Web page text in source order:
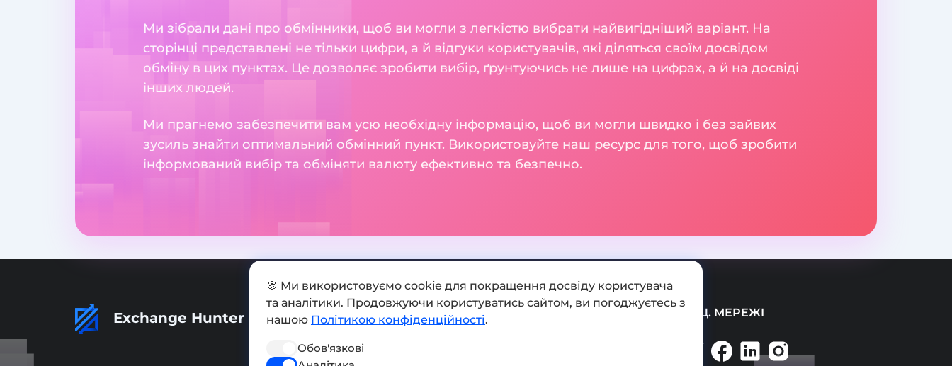
Ми зібрали дані про обмінники, щоб ви могли з легкістю вибрати найвигідніший варіант. На
сторінці представлені не тільки цифри, а й відгуки користувачів, які діляться своїм досвідом
обміну в цих пунктах. Це дозволяє зробити вибір, ґрунтуючись не лише на цифрах, а й на досвіді
інших людей.
Ми прагнемо забезпечити вам усю необхідну інформацію, щоб ви могли швидко і без зайвих
зусиль знайти оптимальний обмінний пункт. Використовуйте наш ресурс для того, щоб зробити
інформований вибір та обміняти валюту ефективно та безпечно.
Exchange Hunter Додати обмінник СОЦ. МЕРЕЖІ
🍪 Ми використовуємо cookie для покращення досвіду користувача
та аналітики. Продовжуючи користуватись сайтом, ви погоджуєтесь з
нашою Політикою конфіденційності.
Обов'язкові